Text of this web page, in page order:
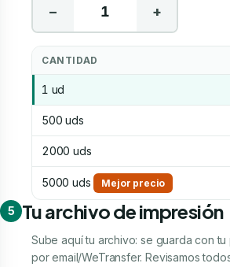
− +
CANTIDAD
1 ud
500 uds
2000 uds
5000 uds Mejor precio
5 Tu archivo de impresión
Sube aquí tu archivo: se guarda con
por email/WeTransfer. Revisamos